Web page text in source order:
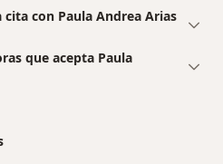
con Paula Andrea Arias
que acepta Paula